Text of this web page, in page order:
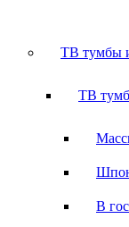
ТВ тумбы
ТВ
В